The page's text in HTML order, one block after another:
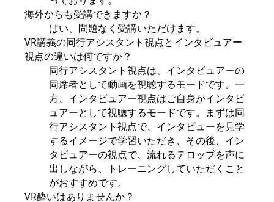
海外からも受講できますか？
はい、問題なく受講いただけます。
VR講義の同行アシスタント視点とインタビュアー
視点の違いは何ですか？
同行アシスタント視点は、インタビュアーの
同席者として動画を視聴するモードです。一
方、インタビュアー視点はご自身がインタビ
ュアーとして視聴するモードです。まずは同
行アシスタント視点で、インタビューを見学
するイメージで学習いただき、その後、イン
タビュアーの視点で、流れるテロップを声に
出しながら、トレーニングしていただくこと
がおすすめです。
VR酔いはありませんか？